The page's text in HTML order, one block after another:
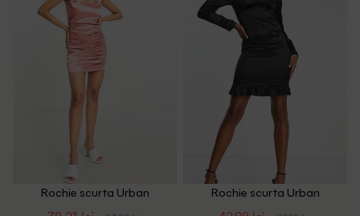
Rochie scurta Urban
Rochie scurta Urban